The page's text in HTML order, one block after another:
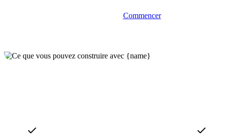
Commencer